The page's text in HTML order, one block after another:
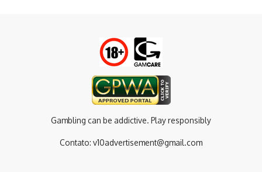
Gambling can be addictive. Play responsibly
Contato: v10advertisement@gmail.com